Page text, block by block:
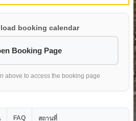
booking calendar
Booking Page
above to access the booking page
FAQ สถานที่